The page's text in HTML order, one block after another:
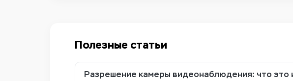
Полезные статьи
Разрешение камеры видеонаблюдения: что это